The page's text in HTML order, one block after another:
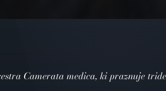
Camerata medica, ki praznuje